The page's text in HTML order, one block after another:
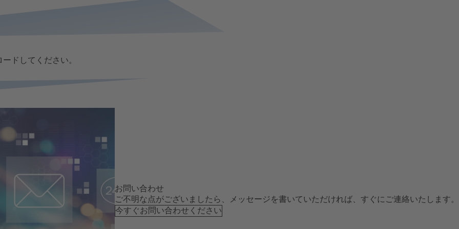
ドしてください。
お問い合わせ
ご不明な点がございましたら、メッセージを書いていただければ、すぐにご連絡いたします。
今すぐお問い合わせください